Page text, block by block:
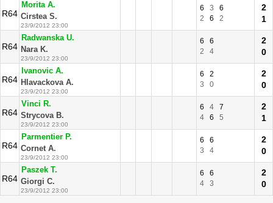
R64
Morita A.
Cirstea S.
23/9/2012 23:00
6 3
6
2
6 2
2
1
R64
Radwanska U.
Nara K.
23/9/2012 23:00
6
6
2
4
2
0
R64
Ivanovic A.
Hlavackova A.
23/9/2012 23:00
6
2
3
0
2
0
R64
Vinci R.
Strycova B.
23/9/2012 23:00
6 4
7
4
6 5
2
1
R64
Parmentier P.
Cornet A.
23/9/2012 23:00
6
6
3
4
2
0
R64
Paszek T.
Giorgi C.
23/9/2012 23:00
6
6
4
3
2
0